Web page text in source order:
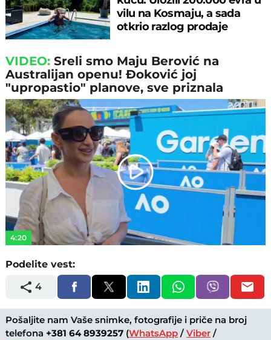
vilu na Kosmaju, a sada
otkrio razlog prodaje
VIDEO:Sreli smo Maju Berović na
Australijan openu! Đoković joj
"upropastio" planove, sve priznala
Play
Video
4:20
Podelite vest:
4
Pošaljite nam Vaše snimke, fotografije i priče na broj
telefona +381 64 8939257 (WhatsApp /Viber /